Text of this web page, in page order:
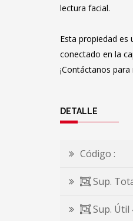
lectura facial.
Esta propiedad es
conectado en la
¡Contáctanos
DETALLE
Código :
Sup.
Sup. Útil